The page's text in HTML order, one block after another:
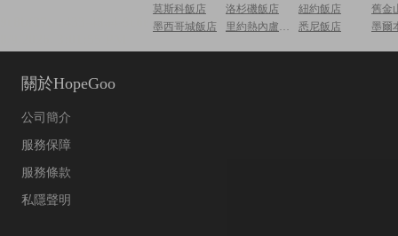
莫斯科飯店
洛杉磯飯店 紐約飯店
舊金
墨西哥城飯店
里約熱內盧飯店 悉尼飯店 墨爾
關於HopeGoo
公司簡介
服務保障
服務條款
私隱聲明